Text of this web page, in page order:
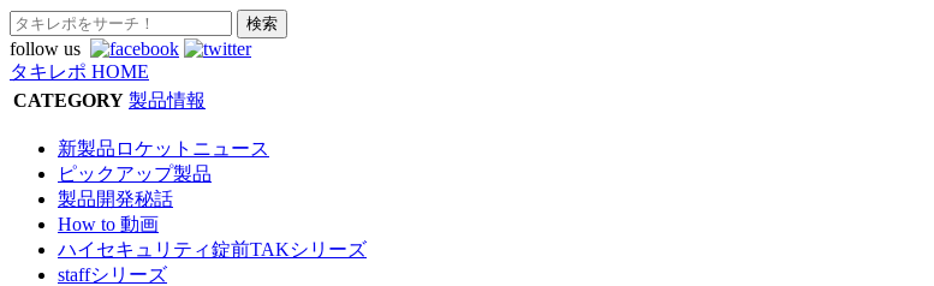
follow us
タキレポ HOME
CATEGORY 製品情報
新製品ロケットニュース
ピックアップ製品
製品開発秘話
How to 動画
ハイセキュリティ錠前TAKシリーズ
staffシリーズ